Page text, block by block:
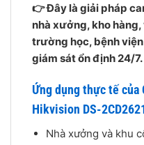
👉 Đây là giải pháp
nhà xưởng, kho
trường học, bệnh
giám sát ổn định 24/7.
Ứng dụng thực tế của
Hikvision DS-
Nhà xưởng và khu